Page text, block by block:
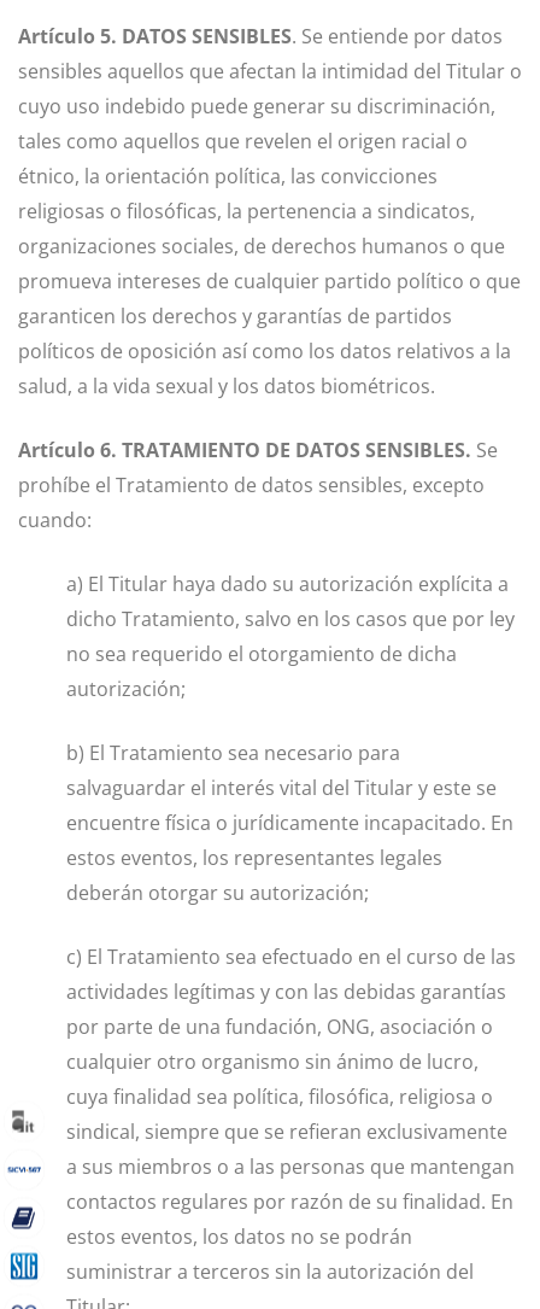
Artículo 5. DATOS SENSIBLES. Se entiende por datos
sensibles aquellos que afectan la intimidad del Titular o
cuyo uso indebido puede generar su discriminación,
tales como aquellos que revelen el origen racial o
étnico, la orientación política, las convicciones
religiosas o filosóficas, la pertenencia a sindicatos,
organizaciones sociales, de derechos humanos o que
promueva intereses de cualquier partido político o que
garanticen los derechos y garantías de partidos
políticos de oposición así como los datos relativos a la
salud, a la vida sexual y los datos biométricos.
Artículo 6. TRATAMIENTO DE DATOS SENSIBLES. Se
prohíbe el Tratamiento de datos sensibles, excepto
cuando:
a) El Titular haya dado su autorización explícita a
dicho Tratamiento, salvo en los casos que por ley
no sea requerido el otorgamiento de dicha
autorización;
b) El Tratamiento sea necesario para
salvaguardar el interés vital del Titular y este se
encuentre física o jurídicamente incapacitado. En
estos eventos, los representantes legales
deberán otorgar su autorización;
c) El Tratamiento sea efectuado en el curso de las
actividades legítimas y con las debidas garantías
por parte de una fundación, ONG, asociación o
cualquier otro organismo sin ánimo de lucro,
cuya finalidad sea política, filosófica, religiosa o
sindical, siempre que se refieran exclusivamente
a sus miembros o a las personas que mantengan
contactos regulares por razón de su finalidad. En
estos eventos, los datos no se podrán
suministrar a terceros sin la autorización del